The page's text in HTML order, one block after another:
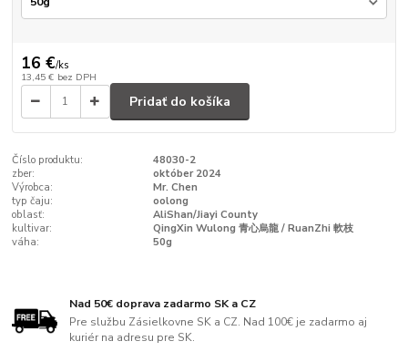
16 €/ks
13,45 € bez DPH
Pridať do košíka
Číslo produktu:
48030-2
zber:
október 2024
Výrobca:
Mr. Chen
typ čaju:
oolong
oblasť:
AliShan/Jiayi County
kultivar:
QingXin Wulong 青心烏龍 / RuanZhi 軟枝
váha:
50g
Nad 50€ doprava zadarmo SK a CZ
Pre službu Zásielkovne SK a CZ. Nad 100€ je zadarmo aj
kuriér na adresu pre SK.